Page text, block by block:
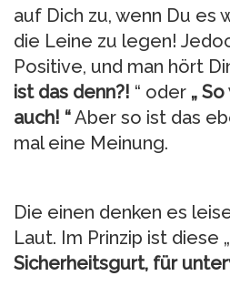
auf Dich zu, wenn Du es
die Leine zu legen!
Positive, und man hört
ist das denn?! “ oder „
auch! “Aber so ist das
mal eine Meinung.
Die einen denken es
Laut. Im Prinzip ist diese
Sicherheitsgurt, für